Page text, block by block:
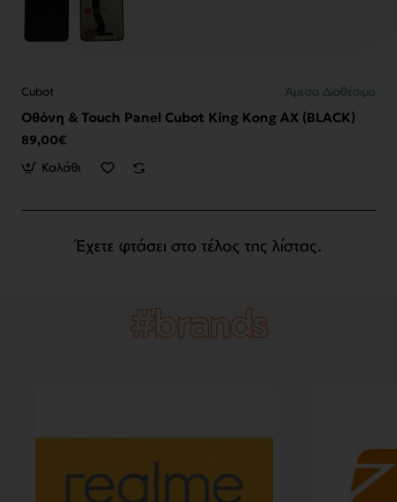
Cubot Άμεσα Διαθέσιμο
Οθόνη & Touch Panel Cubot King Kong AX (BLACK)
89,00€
Καλάθι
Έχετε φτάσει στο τέλος της λίστας.
#brands